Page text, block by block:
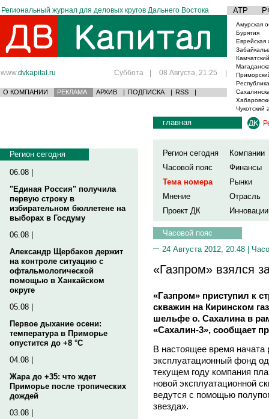
Региональный журнал для деловых кругов Дальнего Востока АТР
www.dvkapital.ru Суббота | 08 Августа, 21:25 |
О КОМПАНИИ РЕКЛАМА АРХИВ | ПОДПИСКА | RSS |
Амурская
Бурятия
Еврейская
Чукотский
Регион сегодня
06.08 |
"Единая Россия" получила
первую строку в
избирательном бюллетене на
выборах в Госдуму
06.08 |
Александр Щербаков держит
на контроле ситуацию с
офтальмологической
помощью в Ханкайском
округе
05.08 |
Первое дыхание осени:
температура в Приморье
опустится до +8 °C
04.08 |
Жара до +35: что ждет
Приморье после тропических
дождей
03.08 |
главная
Регион сегодня
Компании
Часовой пояс
Финансы
Тема номера
Рынки
Мнение
Отрасль
Проект ДК
Инновации
Часовой пояс
24 Августа 2012, 20:48 |
«Газпром» взялся
«Газпром» приступил к
скважин на Киринском
шельфе о. Сахалина в
«Сахалин-3», сообщает
В настоящее время начата
эксплуатационный фонд
текущем году компания
новой эксплуатационной
ведутся с помощью
звезда».